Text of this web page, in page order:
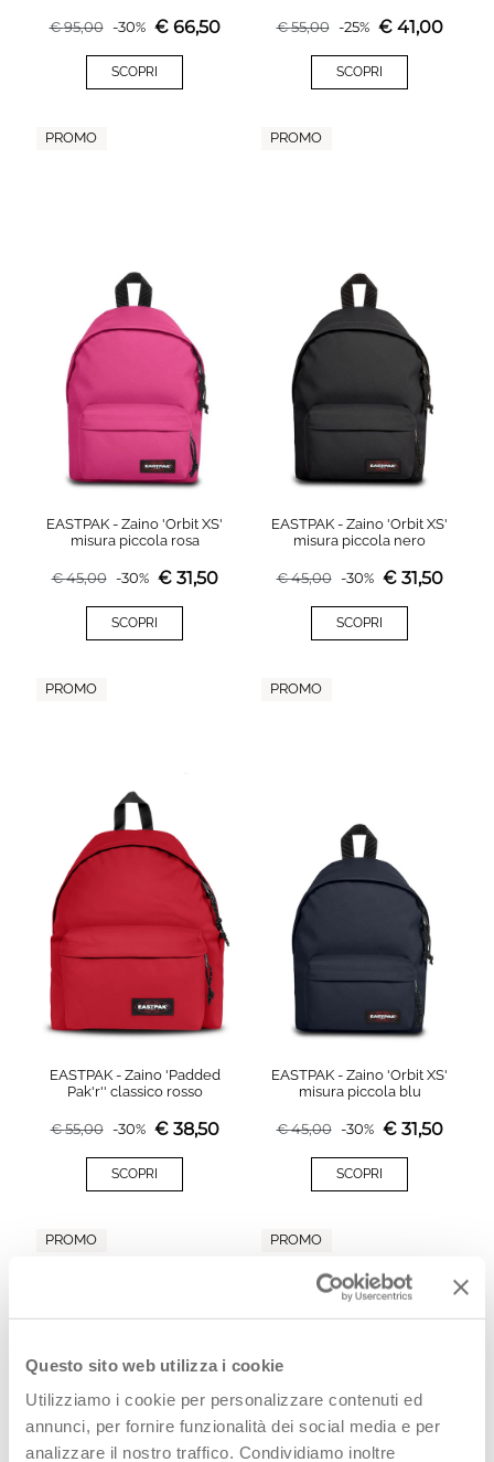
Questo sito web utilizza i cookie
Utilizziamo i cookie per personalizzare contenuti ed
annunci, per fornire funzionalità dei social media e per
analizzare il nostro traffico. Condividiamo inoltre
€95,00 -30% € 66,50
SCOPRI
€55,00 -25% € 41,00
SCOPRI
PROMO
EASTPAK - Zaino 'Orbit XS'
misura piccola rosa
€45,00 -30% € 31,50
SCOPRI
PROMO
EASTPAK - Zaino 'Orbit XS'
misura piccola nero
€45,00 -30% € 31,50
SCOPRI
PROMO
EASTPAK - Zaino 'Padded
Pak'r'' classico rosso
€55,00 -30% € 38,50
SCOPRI
PROMO
EASTPAK - Zaino 'Orbit XS'
misura piccola blu
€45,00 -30% € 31,50
SCOPRI
PROMO PROMO